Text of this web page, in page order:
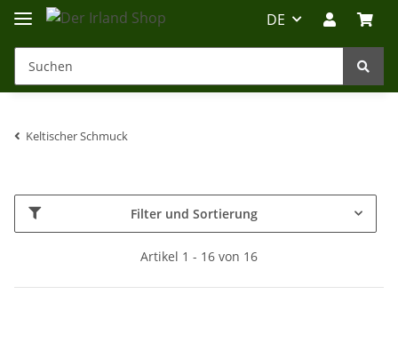
DE
Keltischer Schmuck
Filter und Sortierung
Artikel 1 - 16 von 16